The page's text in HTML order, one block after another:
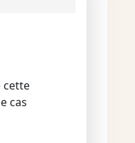
cette
cas